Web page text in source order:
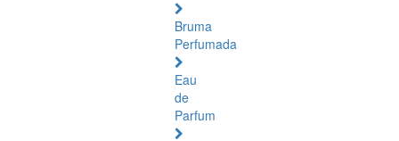
Bruma
Perfumada
Eau
de
Parfum